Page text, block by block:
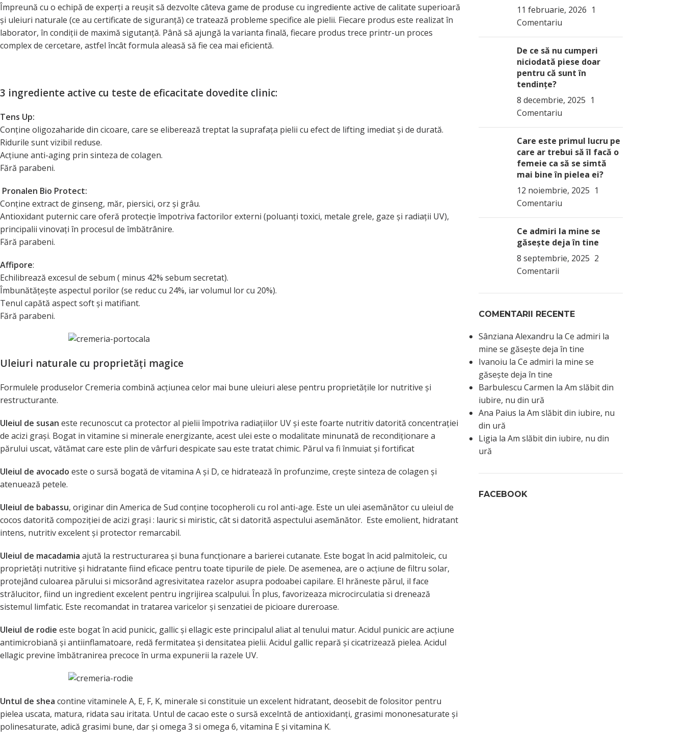
Împreună cu o echipă de experți a reușit să dezvolte câteva game de produse cu ingrediente active de calitate superioară
și uleiuri naturale (ce au certificate de siguranță) ce tratează probleme specifice ale pielii. Fiecare produs este realizat în
laborator, în condiții de maximă sigutanță. Până să ajungă la varianta finală, fiecare produs trece printr-un proces
complex de cercetare, astfel încât formula aleasă să fie cea mai eficientă.
3 ingrediente active cu teste de eficacitate dovedite clinic:
Tens Up:
Conține oligozaharide din cicoare, care se eliberează treptat la suprafața pielii cu efect de lifting imediat și de durată.
Ridurile sunt vizibil reduse.
Acțiune anti-aging prin sinteza de colagen.
Fără parabeni.
Pronalen Bio Protect:
Conține extract de ginseng, măr, piersici, orz și grâu.
Antioxidant puternic care oferă protecție împotriva factorilor externi (poluanți toxici, metale grele, gaze și radiații UV),
principalii vinovați în procesul de îmbătrânire.
Fără parabeni.
Affipore:
Echilibrează excesul de sebum ( minus 42% sebum secretat).
Îmbunătățește aspectul porilor (se reduc cu 24%, iar volumul lor cu 20%).
Tenul capătă aspect soft și matifiant.
Fără parabeni.
Uleiuri naturale cu proprietăți magice
Formulele produselor Cremeria combină acțiunea celor mai bune uleiuri alese pentru proprietățile lor nutritive și
restructurante.
Uleiul de susan este recunoscut ca protector al pielii împotriva radiațiilor UV și este foarte nutritiv datorită concentrației
de acizi grași. Bogat in vitamine si minerale energizante, acest ulei este o modalitate minunată de recondiționare a
părului uscat, vătămat care este plin de vârfuri despicate sau este tratat chimic. Părul va fi înmuiat și fortificat
Uleiul de avocado este o sursă bogată de vitamina A și D, ce hidratează în profunzime, crește sinteza de colagen și
atenuează petele.
Uleiul de babassu, originar din America de Sud conține tocopheroli cu rol anti-age. Este un ulei asemănător cu uleiul de
cocos datorită compoziției de acizi grași : lauric si miristic, cât si datorită aspectului asemănător. Este emolient, hidratant
intens, nutritiv excelent și protector remarcabil.
Uleiul de macadamia ajută la restructurarea și buna funcționare a barierei cutanate. Este bogat în acid palmitoleic, cu
proprietăți nutritive și hidratante fiind eficace pentru toate tipurile de piele. De asemenea, are o acțiune de filtru solar,
protejând culoarea părului si micsorând agresivitatea razelor asupra podoabei capilare. El hrăneste părul, il face
strălucitor, fiind un ingredient excelent pentru ingrijirea scalpului. În plus, favorizeaza microcirculatia si drenează
sistemul limfatic. Este recomandat in tratarea varicelor și senzatiei de picioare dureroase.
Uleiul de rodie este bogat în acid punicic, gallic și ellagic este principalul aliat al tenului matur. Acidul punicic are acțiune
antimicrobiană și antiinflamatoare, redă fermitatea și densitatea pielii. Acidul gallic repară și cicatrizează pielea. Acidul
ellagic previne îmbătranirea precoce în urma expunerii la razele UV.
Untul de shea contine vitaminele A, E, F, K, minerale si constituie un excelent hidratant, deosebit de folositor pentru
pielea uscata, matura, ridata sau iritata. Untul de cacao este o sursă excelntă de antioxidanți, grasimi mononesaturate și
polinesaturate, adică grasimi bune, dar și omega 3 si omega 6, vitamina E și vitamina K.
11 februarie, 2026 1
Comentariu
De ce să nu cumperi
niciodată piese doar
pentru că sunt în
tendințe?
8 decembrie, 2025 1
Comentariu
Care este primul lucru pe
care ar trebui să îl facă o
femeie ca să se simtă
mai bine în pielea ei?
12 noiembrie, 2025 1
Comentariu
Ce admiri la mine se
găsește deja în tine
8 septembrie, 2025 2
Comentarii
COMENTARII RECENTE
Sânziana Alexandru la Ce admiri la
mine se găsește deja în tine
Ivanoiu la Ce admiri la mine se
găsește deja în tine
Barbulescu Carmen la Am slăbit din
iubire, nu din ură
Ana Paius la Am slăbit din iubire, nu
din ură
Ligia la Am slăbit din iubire, nu din
ură
FACEBOOK